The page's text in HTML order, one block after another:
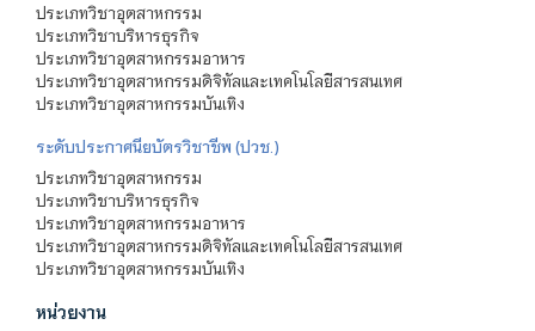
ประเภทวิชาอุตสาหกรรม
ประเภทวิชาบริหารธุรกิจ
ประเภทวิชาอุตสาหกรรมอาหาร
ประเภทวิชาอุตสาหกรรมดิจิทัลและเทคโนโลยีสารสนเทศ
ประเภทวิชาอุตสาหกรรมบันเทิง
ระดับประกาศนียบัตรวิชาชีพ (ปวช.)
ประเภทวิชาอุตสาหกรรม
ประเภทวิชาบริหารธุรกิจ
ประเภทวิชาอุตสาหกรรมอาหาร
ประเภทวิชาอุตสาหกรรมดิจิทัลและเทคโนโลยีสารสนเทศ
ประเภทวิชาอุตสาหกรรมบันเทิง
หน่วยงาน